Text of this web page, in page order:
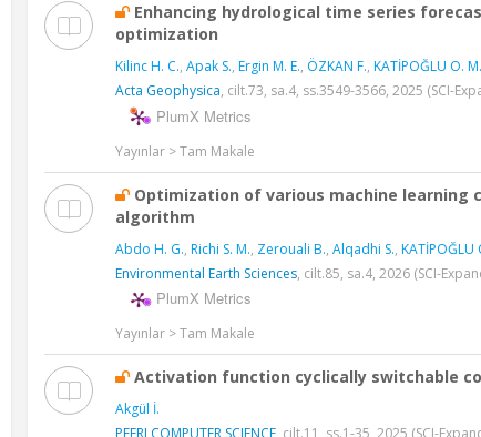
Enhancing hydrological time series
optimization
Kilinc H. C., Apak S., Ergin M. E., ÖZKAN F., KATİPOĞLU O. M.
Acta Geophysica, cilt.73, sa.4, ss.3549-3566, 2025 (SCI-
PlumX Metrics
Yayınlar > Tam Makale
Optimization of various machine learning
algorithm
Abdo H. G., Richi S. M., Zerouali B., Alqadhi S., KATİPOĞLU
Environmental Earth Sciences, cilt.85, sa.4, 2026 (SCI-
PlumX Metrics
Yayınlar > Tam Makale
Activation function cyclically switchable
Akgül İ.
PEERJ COMPUTER SCIENCE, cilt.11, ss.1-35, 2025 (SCI-